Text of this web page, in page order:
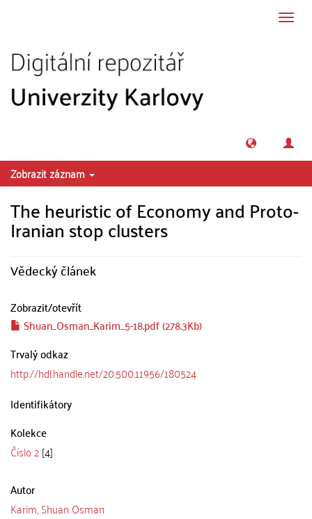
Zobrazit záznam
The heuristic of Economy and Proto-
Iranian stop clusters
Vědecký článek
Zobrazit/otevřít
Shuan_Osman_Karim_5-18.pdf (278.3Kb)
Trvalý odkaz
http://hdl.handle.net/20.500.11956/180524
Identifikátory
Kolekce
Číslo 2[4]
Autor
Karim, Shuan Osman